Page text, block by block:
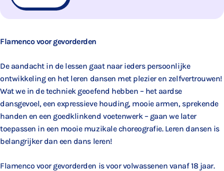
Flamenco voor gevorderden
De aandacht in de lessen gaat naar ieders persoonlijke
ontwikkeling en het leren dansen met plezier en zelfvertrouwen!
Wat we in de techniek geoefend hebben – het aardse
dansgevoel, een expressieve houding, mooie armen, sprekende
handen en een goedklinkend voetenwerk – gaan we later
toepassen in een mooie muzikale choreografie. Leren dansen is
belangrijker dan een dans leren!
Flamenco voor gevorderden is voor volwassenen vanaf 18 jaar.